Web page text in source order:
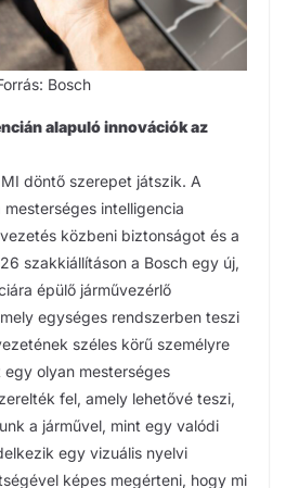
Bosch
alapuló innovációk az
döntő szerepet játszik. A
mesterséges intelligencia
közbeni biztonságot és a
szakkiállításon a Bosch egy új,
épülő járművezérlő
egységes rendszerben teszi
széles körű személyre
olyan mesterséges
fel, amely lehetővé teszi,
a járművel, mint egy valódi
egy vizuális nyelvi
képes megérteni, hogy mi